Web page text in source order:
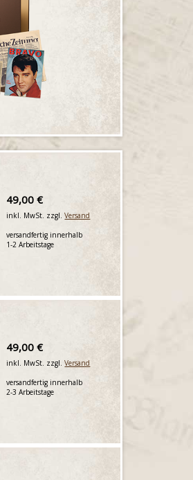
49,00 €
inkl. MwSt. zzgl.Versand
versandfertig innerhalb
1-2 Arbeitstage
49,00 €
inkl. MwSt. zzgl.Versand
versandfertig innerhalb
2-3 Arbeitstage